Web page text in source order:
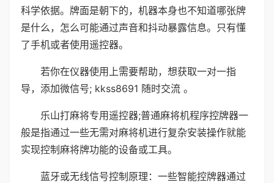
科学依据。牌面是朝下的，机器本身也不知道哪张牌
是什么，怎么可能通过声音和抖动暴露信息。只有懂
了手机或者使用遥控器。
若你在仪器使用上需要帮助，想获取一对一指
导，添加微信号; kkss8691 随时交流 。
乐山打麻将专用遥控器;普通麻将机程序控牌器一
般是指通过一些无需对麻将机进行复杂安装操作就能
实现控制麻将牌功能的设备或工具。
蓝牙或无线信号控制原理：一些智能控牌器通过